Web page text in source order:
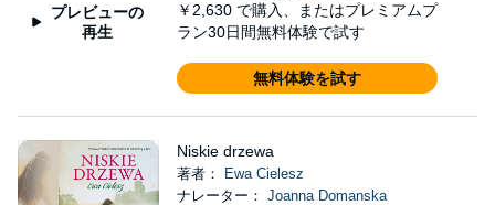
プレビューの
再生
￥2,630 で購入、またはプレミアムプ
ラン30日間無料体験で試す
無料体験を試す
Niskie drzewa
著者：
Ewa Cielesz
ナレーター： Joanna Domanska